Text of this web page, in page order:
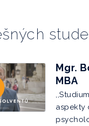
Mgr.
MBA
aspekty